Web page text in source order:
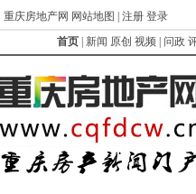
重庆房地产网 网站地图 | 注册 登录
首页
新闻 原创 视频 问政